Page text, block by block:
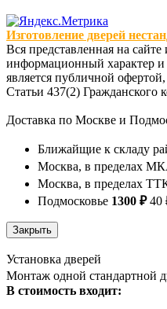
Изготовление дверей
Вся представленная на
информационный характер
является публичной
Статьи 437(2) Гражданского
Доставка по Москве и
Ближайщие к складу
Москва, в пределах
Москва, в пределах
Подмосковье 1300 ₽40
Установка дверей
Монтаж одной стандартной
В стоимость входит: